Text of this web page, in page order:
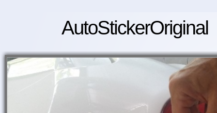
AutoStickerOriginal